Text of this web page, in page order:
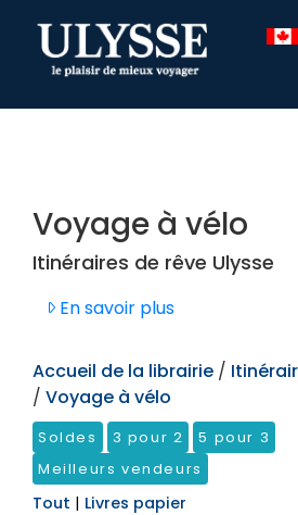
TEST
Voyage à vélo
Itinéraires de rêve Ulysse
En savoir plus
Accueil de la librairie /
/ Voyage à vélo
Soldes 3 pour 2
5 pour 3
Meilleurs vendeurs
Tout | Livres papier